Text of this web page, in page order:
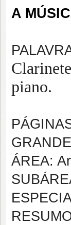
A
piano.
ÁREA: